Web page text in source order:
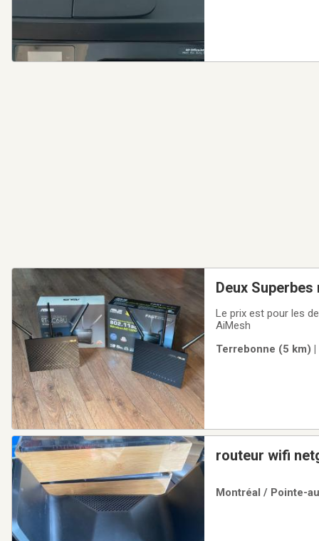
Deux
Le prix est pour les
AiMesh
Terrebonne (5 km)
routeur wifi
Montréal / Pointe-